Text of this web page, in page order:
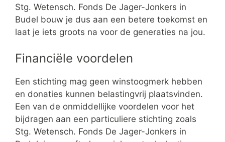
Stg. Wetensch. Fonds De Jager-Jonkers in
Budel bouw je dus aan een betere toekomst en
laat je iets groots na voor de generaties na jou.
Financiële voordelen
Een stichting mag geen winstoogmerk hebben
en donaties kunnen belastingvrij plaatsvinden.
Een van de onmiddellijke voordelen voor het
bijdragen aan een particuliere stichting zoals
Stg. Wetensch. Fonds De Jager-Jonkers in